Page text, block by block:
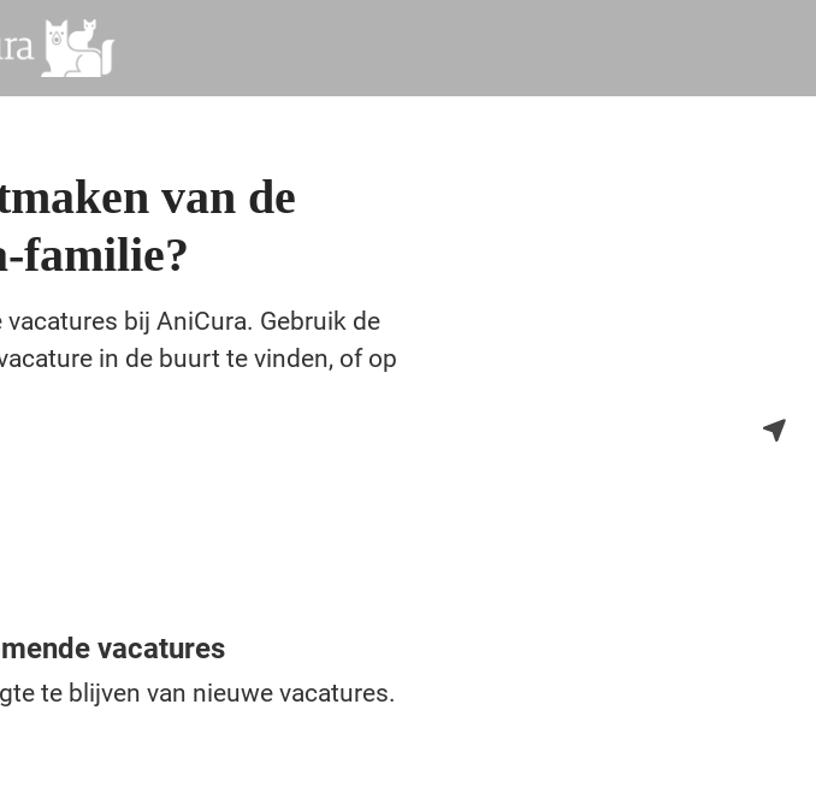
van de
familie?
bij AniCura. Gebruik de
in de buurt te vinden, of op
vacatures
te blijven van nieuwe vacatures.